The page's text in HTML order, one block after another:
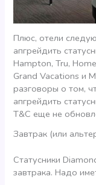
Плюс, отели
апгрейдить
Hampton, Tru,
Grand Vacations и
разговоры о том,
апгрейдить
T&C еще не
Завтрак (или
Статусники
завтрака. Надо